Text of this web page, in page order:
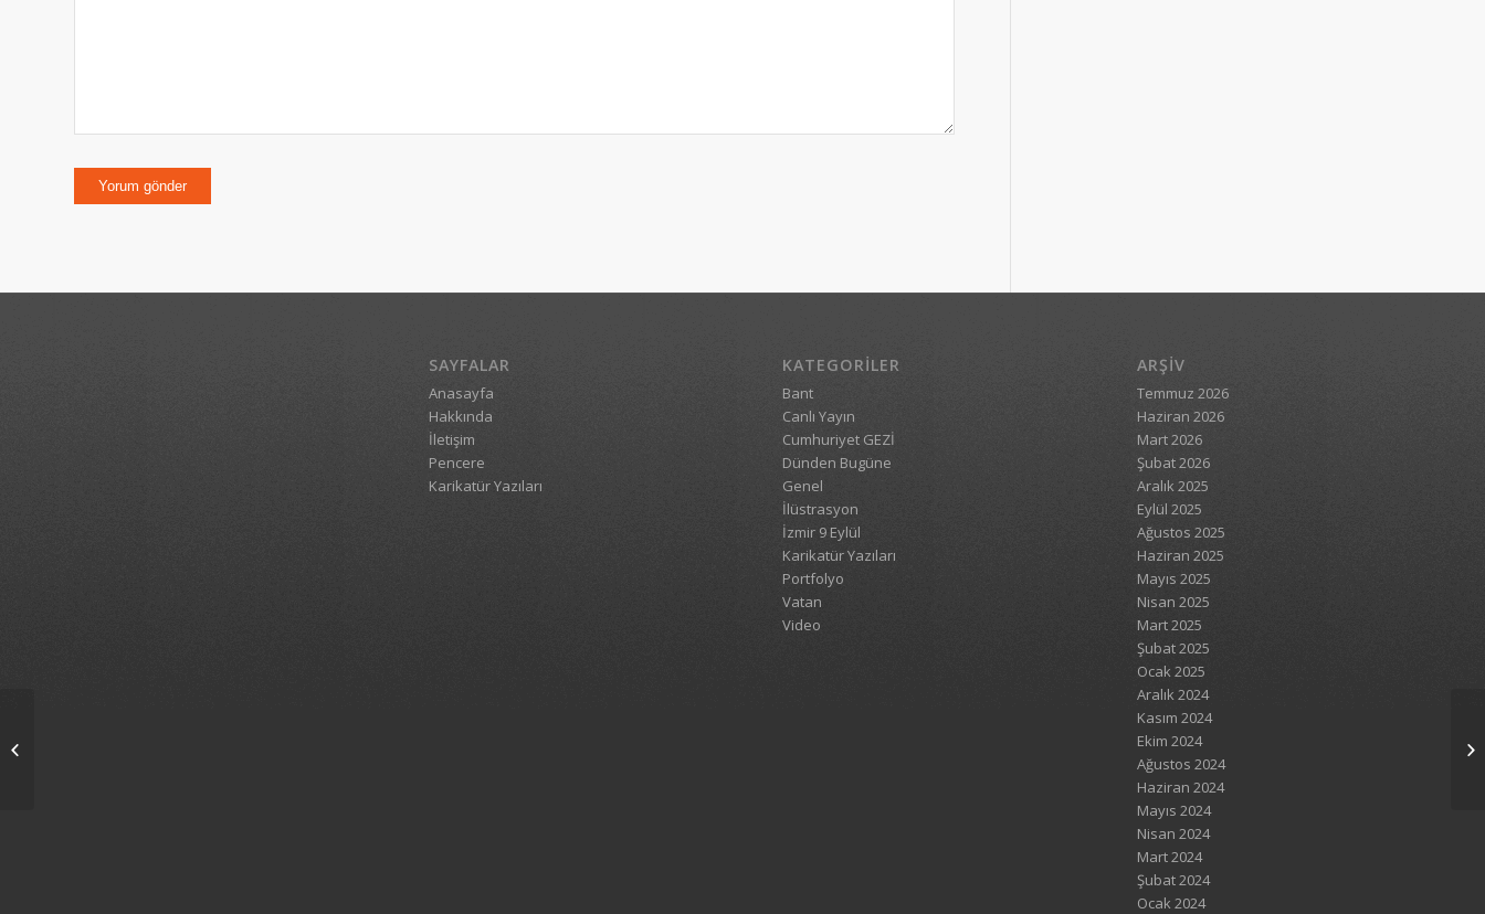
SAYFALAR
Anasayfa
Hakkında
İletişim
Pencere
Karikatür Yazıları
KATEGORILER
Bant
Canlı Yayın
Cumhuriyet GEZİ
Dünden Bugüne
Genel
İlüstrasyon
İzmir 9 Eylül
Karikatür Yazıları
Portfolyo
Vatan
Video
ARŞIV
Temmuz 2026
Haziran 2026
Mart 2026
Şubat 2026
Aralık 2025
Eylül 2025
Ağustos 2025
Haziran 2025
Mayıs 2025
Nisan 2025
Mart 2025
Şubat 2025
Ocak 2025
Aralık 2024
Kasım 2024
Ekim 2024
Ağustos 2024
Haziran 2024
Mayıs 2024
Nisan 2024
Mart 2024
Şubat 2024
Ocak 2024